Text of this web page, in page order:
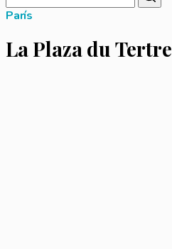
París
La Plaza du Tertre